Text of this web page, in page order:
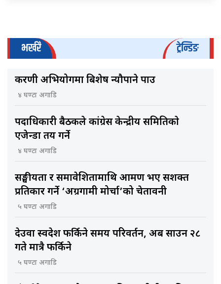
भर्खरै ट्रेन्डिङ
करणी अभियोगमा बिशेष न्यौपाने पक्राउ
४ घण्टा अगाडि
पदाधिकारी बैठकले कांग्रेस केन्द्रीय समितिकाे
एजेन्डा तय गर्ने
४ घण्टा अगाडि
सङ्घीयता र समावेशितामाथि आक्रमण भए सशक्त
प्रतिकार गर्ने ‘अग्रगामी मोर्चा’को चेतावनी
५ घण्टा अगाडि
देउवा स्वदेश फर्किने समय परिवर्तन, अब साउन २८
गते मात्रै फर्किने
५ घण्टा अगाडि